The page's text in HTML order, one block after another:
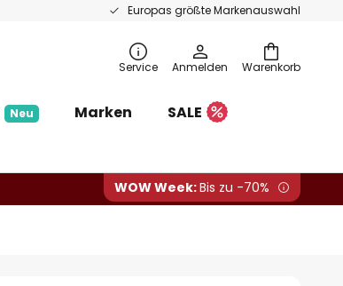
Europas größte Markenauswahl
Warenkorb
Service Anmelden
Neu Marken
SALE
WOW Week:Bis zu -70%